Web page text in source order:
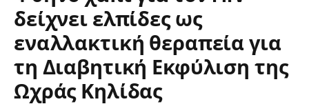
δείχνει ελπίδες ως
εναλλακτική θεραπεία για
τη Διαβητική Εκφύλιση της
Ωχράς Κηλίδας